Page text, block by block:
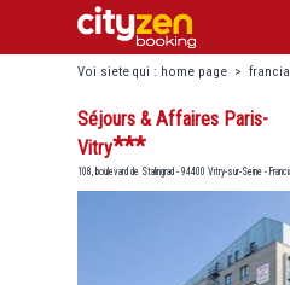
Voi siete qui : home page > francia
seine séjours & affaires paris-vitry
Séjours & Affaires Paris-
Vitry***
108, boulevard de Stalingrad - 94400 Vitry-sur-Seine -